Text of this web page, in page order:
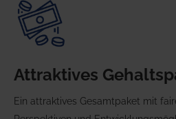
Attraktives
Ein attraktives Gesamtpaket mit